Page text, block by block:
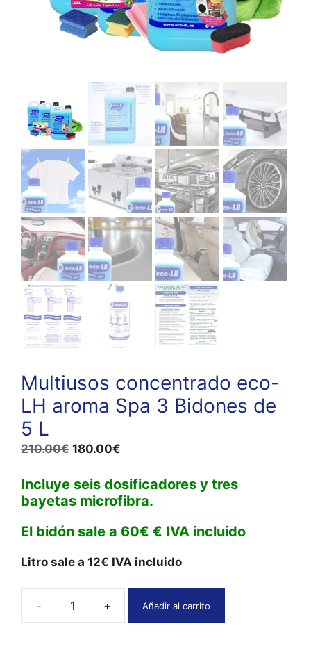
Multiusos concentrado eco-
LH aroma Spa 3 Bidones de
5 L
210.00€ El
original
era:
180.00€
actual
es:
Incluye seis dosificadores y tres
bayetas microfibra.
El bidón sale a 60€ € IVA incluido
Litro sale a 12€ IVA incluido
-
Multiusos
eco-
+ Añadir al carrito